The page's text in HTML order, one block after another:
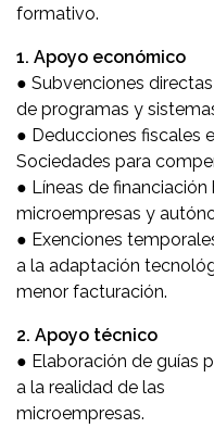
formativo.
1. Apoyo económico
● Subvenciones
de programas y
● Deducciones fiscales
Sociedades para
● Líneas de
microempresas y
● Exenciones
a la adaptación
menor facturación.
2. Apoyo técnico
● Elaboración de guías
a la realidad de las
microempresas.